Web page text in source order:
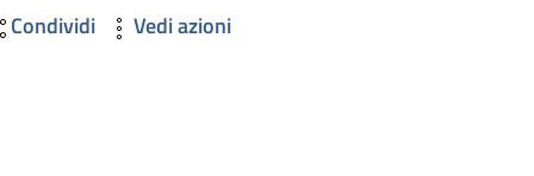
Condividi Vedi azioni